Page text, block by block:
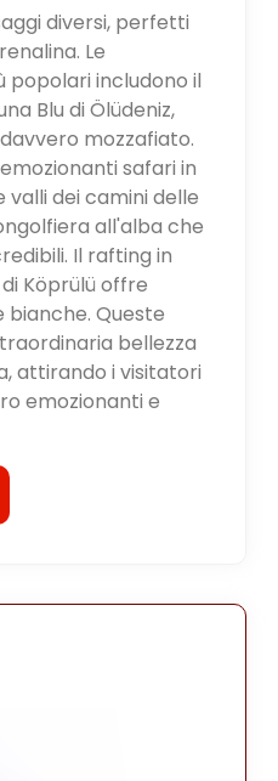
diversi, perfetti
Le
popolari includono il
Blu di Ölüdeniz,
mozzafiato.
safari in
valli dei camini delle
all'alba che
Il rafting in
Köprülü offre
bianche. Queste
bellezza
attirando i visitatori
emozionanti e